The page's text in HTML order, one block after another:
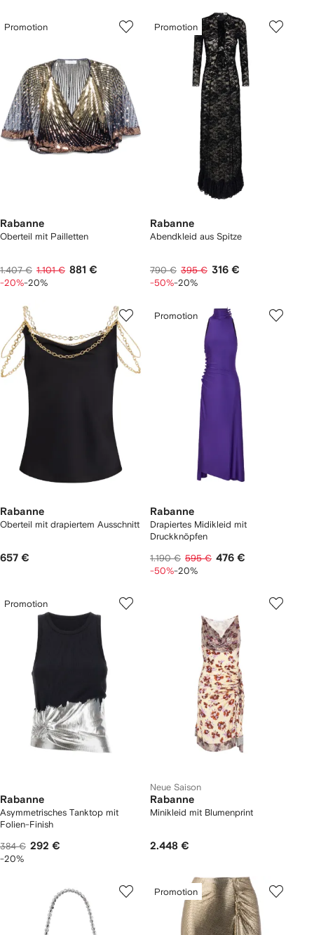
Promotion
Rabanne
Oberteil mit Pailletten
1.407 € 1.101 € 881 €
-20%-20%
Promotion
Rabanne
Abendkleid aus Spitze
790 € 395 € 316 €
-50%-20%
Rabanne
Oberteil mit drapiertem Ausschnitt
657 €
Promotion
Rabanne
Drapiertes Midikleid mit
Druckknöpfen
1.190 € 595 € 476 €
-50%-20%
Promotion
Rabanne
Asymmetrisches Tanktop mit
Folien-Finish
384 € 292 €
-20%
Neue Saison
Rabanne
Minikleid mit Blumenprint
2.448 €
Promotion